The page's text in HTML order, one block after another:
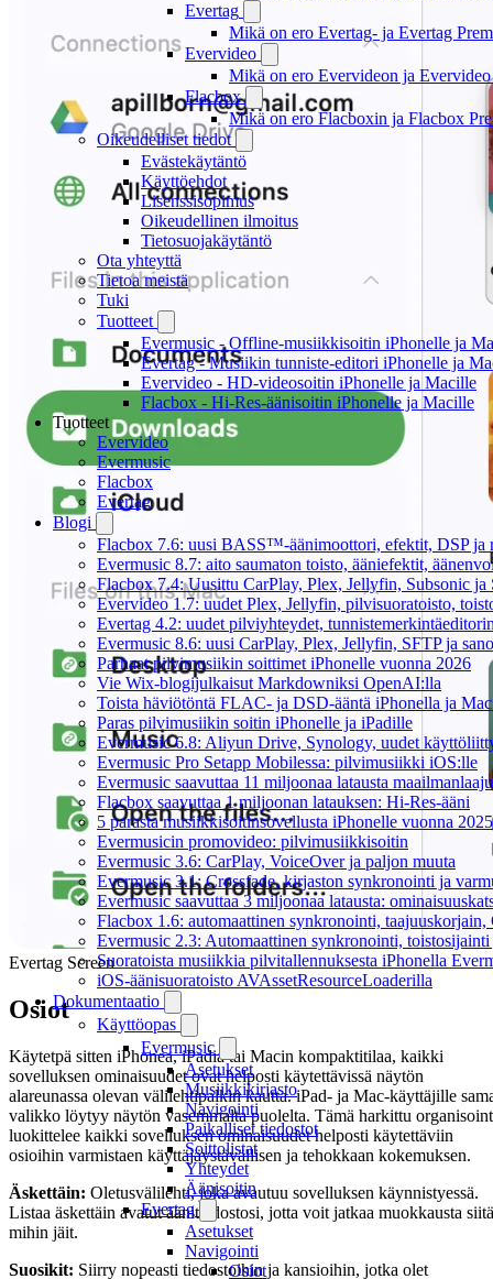
Evertag
Mikä on ero Evertag- ja Evertag
Evervideo
Mikä on ero Evervideon ja
Flacbox
Mikä on ero Flacboxin ja Flacbox
Oikeudelliset tiedot
Evästekäytäntö
Käyttöehdot
Lisenssisopimus
Oikeudellinen ilmoitus
Tietosuojakäytäntö
Ota yhteyttä
Tietoa meistä
Tuki
Tuotteet
Evermusic - Offline-musiikkisoitin iPhonelle ja
Evertag - Musiikin tunniste-editori iPhonelle ja
Evervideo - HD-videosoitin iPhonelle ja Macille
Flacbox - Hi-Res-äänisoitin iPhonelle ja Macille
Tuotteet
Evervideo
Evermusic
Flacbox
Evertag
Blogi
Flacbox 7.6: uusi BASS™-äänimoottori, efektit, DSP ja
Evermusic 8.7: aito saumaton toisto, ääniefektit,
Flacbox 7.4: Uusittu CarPlay, Plex, Jellyfin, Subsonic ja
Evervideo 1.7: uudet Plex, Jellyfin, pilvisuoratoisto,
Evertag 4.2: uudet pilviyhteydet,
Evermusic 8.6: uusi CarPlay, Plex, Jellyfin, SFTP ja
Parhaat pilvimusiikin soittimet iPhonelle vuonna 2026
Vie Wix-blogijulkaisut Markdowniksi OpenAI:lla
Toista häviötöntä FLAC- ja DSD-ääntä iPhonella ja
Paras pilvimusiikin soitin iPhonelle ja iPadille
Evermusic 6.8: Aliyun Drive, Synology, uudet
Evermusic Pro Setapp Mobilessa: pilvimusiikki iOS:lle
Evermusic saavuttaa 11 miljoonaa latausta
Flacbox saavuttaa 1 miljoonan latauksen: Hi-Res-ääni
5 parasta musiikkisoitinsovellusta iPhonelle vuonna 2025
Evermusicin promovideo: pilvimusiikkisoitin
Evermusic 3.6: CarPlay, VoiceOver ja paljon muuta
Evermusic 3.1: Crossfade, kirjaston synkronointi ja
Evermusic saavuttaa 3 miljoonaa latausta:
Flacbox 1.6: automaattinen synkronointi,
Evermusic 2.3: Automaattinen synkronointi, toistosijainti
Suoratoista musiikkia pilvitallennuksesta iPhonella
iOS-äänisuoratoisto AVAssetResourceLoaderilla
Dokumentaatio
Käyttöopas
Evermusic
Asetukset
Musiikkikirjasto
Navigointi
Paikalliset tiedostot
Soittolistat
Yhteydet
Äänisoitin
Evertag
Asetukset
Navigointi
Osiot
Evertag Screen
Osiot
Käytetpä sitten iPhonea, iPadia tai Macin kompaktitilaa, kaikki
sovelluksen ominaisuudet ovat helposti käytettävissä näytön
alareunassa olevan välilehtipalkin kautta. iPad- ja Mac-käyttäjille
valikko löytyy näytön vasemmalta puolelta. Tämä harkittu
luokittelee kaikki sovelluksen ominaisuudet helposti käytettäviin
osioihin varmistaen käyttäjäystävällisen ja tehokkaan kokemuksen.
Äskettäin: Oletusvälilehti, joka avautuu sovelluksen käynnistyessä.
Listaa äskettäin avatut äänitiedostosi, jotta voit jatkaa muokkausta
mihin jäit.
Suosikit: Siirry nopeasti tiedostoihin ja kansioihin, jotka olet